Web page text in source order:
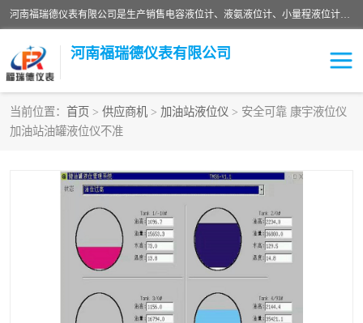
河南福瑞德仪表有限公司是生产销售电容液位计、液氨液位计、小量程液位计定制、智能锅炉水位计、液氮液位计等；并在产品开发、研制的过程中，吸取国内外仪器仪表的技术精华，建立了一支高、精、尖的科研开发队伍，使产品性能不断升级。
河南福瑞德仪表有限公司
当前位置： 首页 > 供应商机 > 加油站液位仪 > 安全可靠 康宇液位仪
加油站油罐液位仪不准
液位计
压力传感器 流量传感器
液氮液位计
差压变送器 液位计传感器定制
液氨液位计 物位计